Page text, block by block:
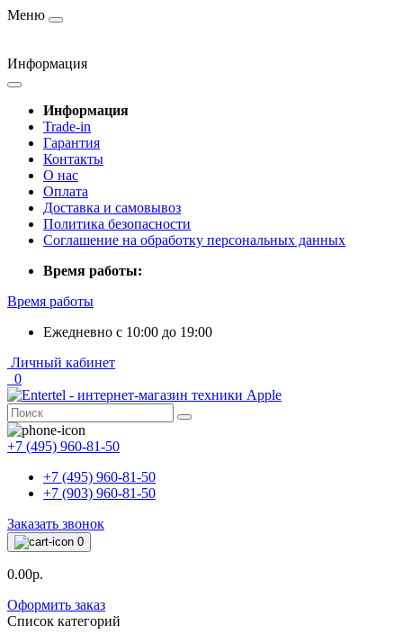
Меню
Информация
Информация
Trade-in
Гарантия
Контакты
О нас
Оплата
Доставка и самовывоз
Политика безопасности
Соглашение на обработку персональных данных
Время работы:
Время работы
Ежедневно с 10:00 до 19:00
Личный кабинет
0
+7 (495) 960-81-50
+7 (495) 960-81-50
+7 (903) 960-81-50
Заказать звонок
0
0.00р.
Оформить заказ
Список категорий